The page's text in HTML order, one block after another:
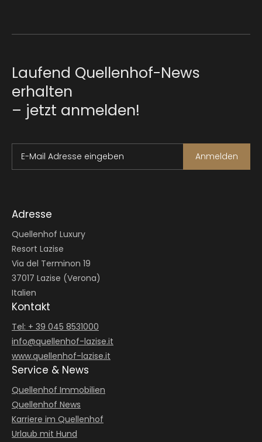
Laufend Quellenhof-News
erhalten
– jetzt anmelden!
E-Mail Adresse eingeben Anmelden
Adresse
Quellenhof Luxury
Resort Lazise
Via del Terminon 19
37017 Lazise (Verona)
Italien
Kontakt
Tel: + 39 045 8531000
info@quellenhof-lazise.it
www.quellenhof-lazise.it
Service & News
Quellenhof Immobilien
Quellenhof News
Karriere im Quellenhof
Urlaub mit Hund